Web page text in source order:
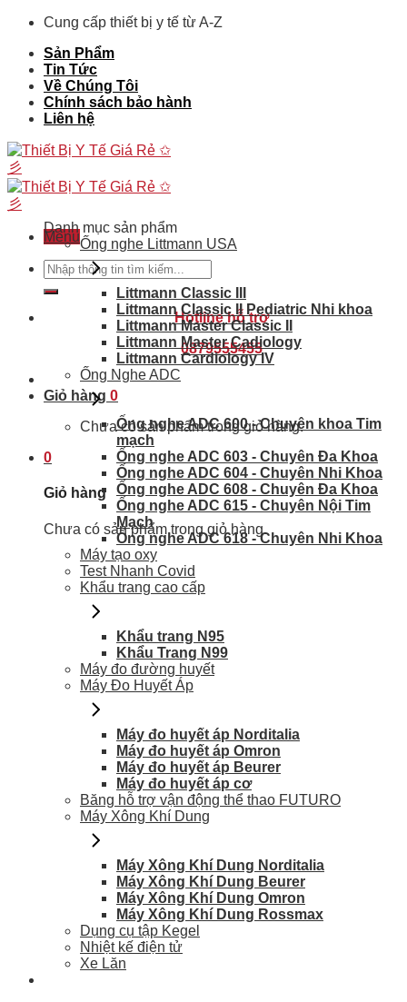
Skip
content
Cung cấp thiết bị y tế từ A-Z
Sản Phẩm
Tin Tức
Về Chúng Tôi
Chính sách bảo hành
Liên hệ
Menu
Tìm
kiếm:
Hotline hỗ trợ
0879555455
Giỏ hàng 0
Chưa có sản phẩm trong giỏ hàng.
0
Giỏ hàng
Chưa có sản phẩm trong giỏ hàng.
Danh mục sản phẩm
Ống nghe Littmann USA
Littmann Classic III
Littmann Classic II Pediatric Nhi khoa
Littmann Master Classic II
Littmann Master Cadiology
Littmann Cardiology IV
Ống Nghe ADC
Ống nghe ADC 600 - Chuyên khoa Tim
mạch
Ống nghe ADC 603 - Chuyên Đa Khoa
Ống nghe ADC 604 - Chuyên Nhi Khoa
Ống nghe ADC 608 - Chuyên Đa Khoa
Ống nghe ADC 615 - Chuyên Nội Tim
Mạch
Ống nghe ADC 618 - Chuyên Nhi Khoa
Máy tạo oxy
Test Nhanh Covid
Khẩu trang cao cấp
Khẩu trang N95
Khẩu Trang N99
Máy đo đường huyết
Máy Đo Huyết Áp
Máy đo huyết áp Norditalia
Máy đo huyết áp Omron
Máy đo huyết áp Beurer
Máy đo huyết áp cơ
Băng hỗ trợ vận động thể thao FUTURO
Máy Xông Khí Dung
Máy Xông Khí Dung Norditalia
Máy Xông Khí Dung Beurer
Máy Xông Khí Dung Omron
Máy Xông Khí Dung Rossmax
Dụng cụ tập Kegel
Nhiệt kế điện tử
Xe Lăn